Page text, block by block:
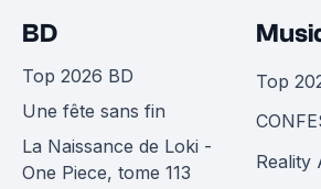
BD
Top 2026 BD
Une fête sans fin
La Naissance de Loki -
One Piece, tome 113
Top
Reality